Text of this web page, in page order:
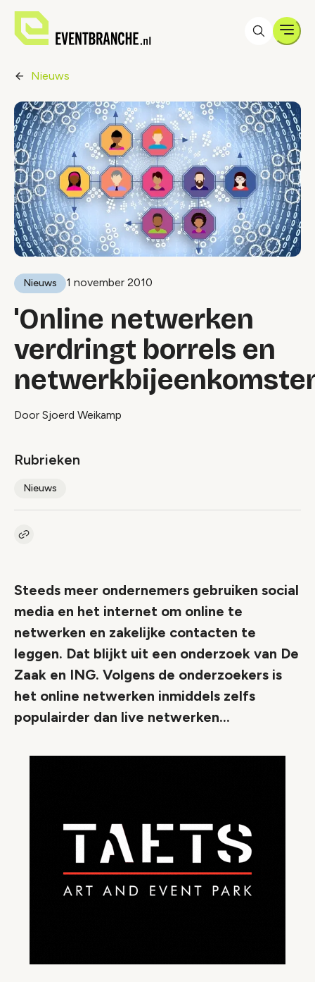
Nieuws
Nieuws 1 november 2010
'Online netwerken
verdringt borrels en
Door Sjoerd Weikamp
Rubrieken
Nieuws
Kopieer link naar artikel
Steeds meer ondernemers gebruiken social
media en het internet om online te
netwerken en zakelijke contacten te
leggen. Dat blijkt uit een onderzoek van De
Zaak en ING. Volgens de onderzoekers is
het online netwerken inmiddels zelfs
populairder dan live netwerken...